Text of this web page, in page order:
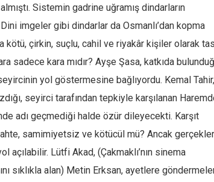
Sistemin gadrine uğramış dindarların
imgeler gibi dindarlar da Osmanlı’dan kopma
kötü, çirkin, suçlu, cahil ve riyakâr kişiler olarak
sadece kara mıdır? Ayşe Şasa, katkıda
yol göstermesine bağlıyordu. Kemal Tahir,
seyirci tarafından tepkiyle karşılanan
adı geçmediği halde özür dileyecekti. Karşıt
samimiyetsiz ve kötücül mü? Ancak
açılabilir. Lütfi Akad, (Çakmaklı’nın sinema
sıklıkla alan) Metin Erksan, ayetlere